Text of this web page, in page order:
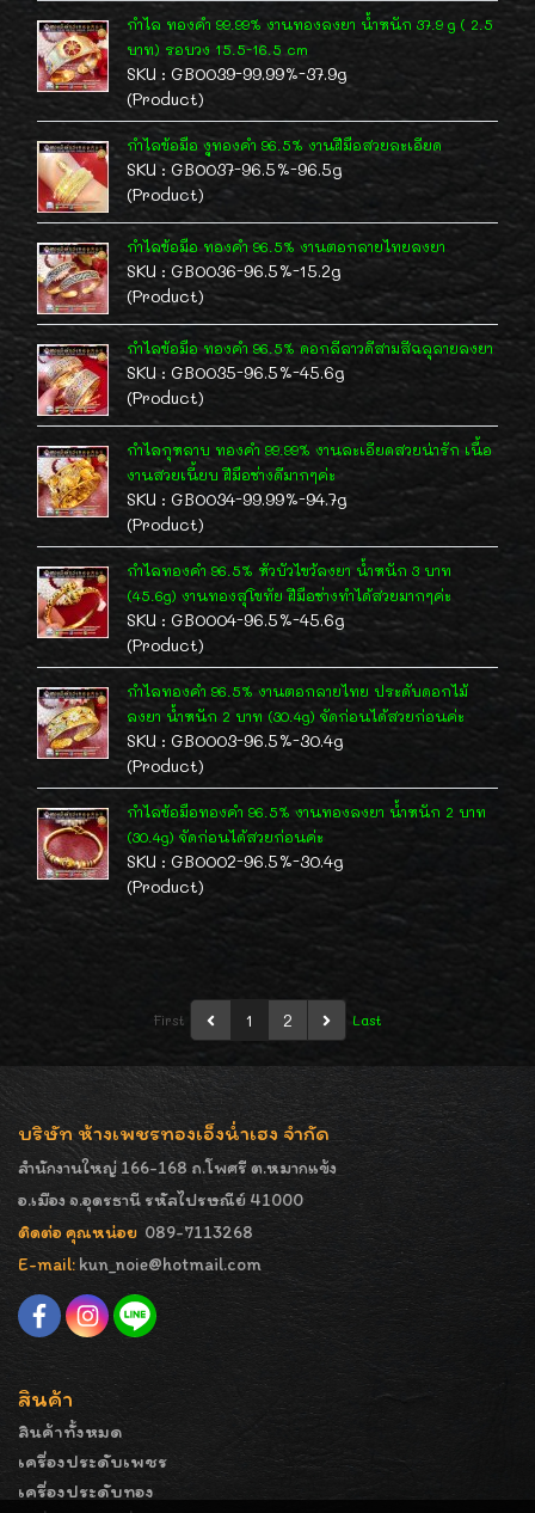
กำไล ทองคำ 99.99% งานทองลงยา น้ำหนัก 37.9 g ( 2.5
บาท) รอบวง 15.5-16.5 cm
SKU : GB0039-99.99%-37.9g
(Product)
กำไลข้อมือ งูทองคำ 96.5% งานฝีมือสวยละเอียด
SKU : GB0037-96.5%-96.5g
(Product)
กำไลข้อมือ ทองคำ 96.5% งานตอกลายไทยลงยา
SKU : GB0036-96.5%-15.2g
(Product)
กำไลข้อมือ ทองคำ 96.5% ดอกลีลาวดีสามสีฉลุลายลงยา
SKU : GB0035-96.5%-45.6g
(Product)
กำไลกุหลาบ ทองคำ 99.99% งานละเอียดสวยน่ารัก เนื้อ
งานสวยเนี้ยบ ฝีมือช่างดีมากๆค่ะ
SKU : GB0034-99.99%-94.7g
(Product)
กำไลทองคำ 96.5% หัวบัวไขว้ลงยา น้ำหนัก 3 บาท
(45.6g) งานทองสุโขทัย ฝีมือช่างทำได้สวยมากๆค่ะ
SKU : GB0004-96.5%-45.6g
(Product)
กำไลทองคำ 96.5% งานตอกลายไทย ประดับดอกไม้
ลงยา น้ำหนัก 2 บาท (30.4g) จัดก่อนได้สวยก่อนค่ะ
SKU : GB0003-96.5%-30.4g
(Product)
กำไลข้อมือทองคำ 96.5% งานทองลงยา น้ำหนัก 2 บาท
(30.4g) จัดก่อนได้สวยก่อนค่ะ
SKU : GB0002-96.5%-30.4g
(Product)
First 1 2 Last
บริษัท ห้างเพชรทองเอ็งน่ำเฮง จำกัด
สำนักงานใหญ่ 166-168 ถ.โพศรี ต.หมากแข้ง
อ.เมือง จ.อุดรธานี รหัสไปรษณีย์ 41000
ติดต่อ คุณหน่อย 089-7113268
E-mail: kun_noie@hotmail.com
สินค้า
สินค้าทั้งหมด
เครื่องประดับเพชร
เครื่องประดับทอง